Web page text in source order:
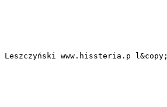
www.hissteria.p l&copy;